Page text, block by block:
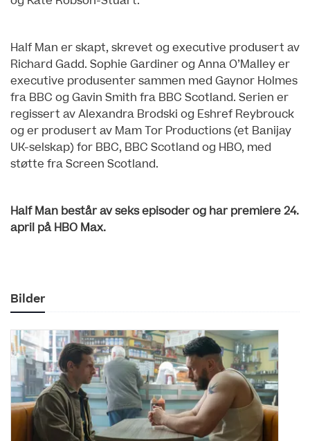
Half Man er skapt, skrevet og executive produsert av
Richard Gadd. Sophie Gardiner og Anna O’Malley er
executive produsenter sammen med Gaynor Holmes
fra BBC og Gavin Smith fra BBC Scotland. Serien er
regissert av Alexandra Brodski og Eshref Reybrouck
og er produsert av Mam Tor Productions (et Banijay
UK-selskap) for BBC, BBC Scotland og HBO, med
støtte fra Screen Scotland.
Half Man består av seks episoder og har premiere 24.
april på HBO Max.
Bilder